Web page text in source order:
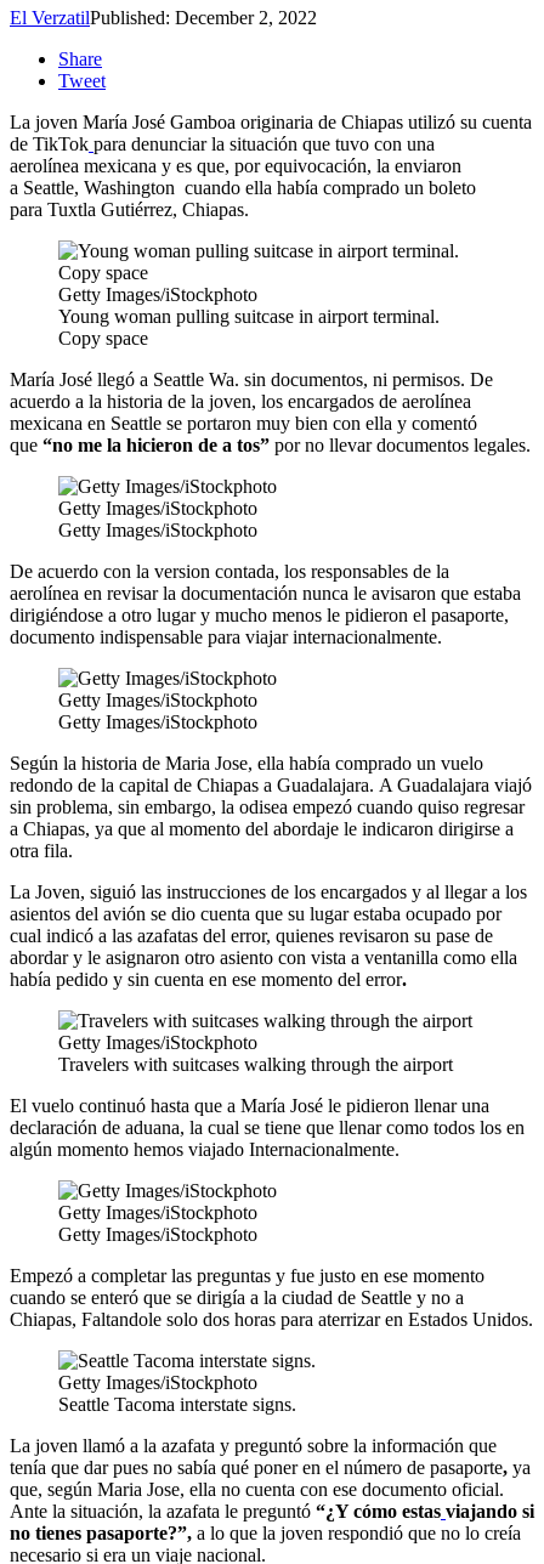
El VerzatilPublished: December 2, 2022
Share
Tweet
La joven María José Gamboa originaria de Chiapas utilizó su cuenta
de TikTok para denunciar la situación que tuvo con una
aerolínea mexicana y es que, por equivocación, la enviaron
a Seattle, Washington cuando ella había comprado un boleto
para Tuxtla Gutiérrez, Chiapas.
Getty Images/iStockphoto
Young woman pulling suitcase in airport terminal.
Copy space
María José llegó a Seattle Wa. sin documentos, ni permisos. De
acuerdo a la historia de la joven, los encargados de aerolínea
mexicana en Seattle se portaron muy bien con ella y comentó
que “no me la hicieron de a tos” por no llevar documentos legales.
Getty Images/iStockphoto
Getty Images/iStockphoto
De acuerdo con la version contada, los responsables de la
aerolínea en revisar la documentación nunca le avisaron que estaba
dirigiéndose a otro lugar y mucho menos le pidieron el pasaporte,
documento indispensable para viajar internacionalmente.
Getty Images/iStockphoto
Getty Images/iStockphoto
Según la historia de Maria Jose, ella había comprado un vuelo
redondo de la capital de Chiapas a Guadalajara. A Guadalajara viajó
sin problema, sin embargo, la odisea empezó cuando quiso regresar
a Chiapas, ya que al momento del abordaje le indicaron dirigirse a
otra fila.
La Joven, siguió las instrucciones de los encargados y al llegar a los
asientos del avión se dio cuenta que su lugar estaba ocupado por
cual indicó a las azafatas del error, quienes revisaron su pase de
abordar y le asignaron otro asiento con vista a ventanilla como ella
había pedido y sin cuenta en ese momento del error.
Getty Images/iStockphoto
Travelers with suitcases walking through the airport
El vuelo continuó hasta que a María José le pidieron llenar una
declaración de aduana, la cual se tiene que llenar como todos los en
algún momento hemos viajado Internacionalmente.
Getty Images/iStockphoto
Getty Images/iStockphoto
Empezó a completar las preguntas y fue justo en ese momento
cuando se enteró que se dirigía a la ciudad de Seattle y no a
Chiapas, Faltandole solo dos horas para aterrizar en Estados Unidos.
Getty Images/iStockphoto
Seattle Tacoma interstate signs.
La joven llamó a la azafata y preguntó sobre la información que
tenía que dar pues no sabía qué poner en el número de pasaporte, ya
que, según Maria Jose, ella no cuenta con ese documento oficial.
Ante la situación, la azafata le preguntó “¿Y cómo estas viajando si
no tienes pasaporte?”, a lo que la joven respondió que no lo creía
necesario si era un viaje nacional.